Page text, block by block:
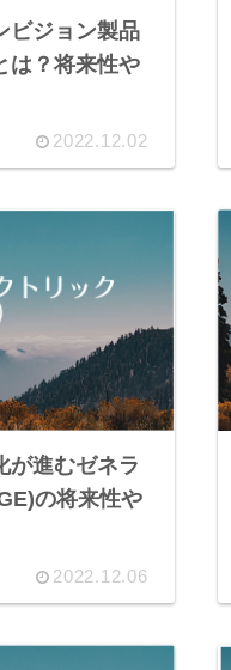
ビジョン製品
は？将来性や
2022.12.02
が進むゼネラ
の将来性や
2022.12.06